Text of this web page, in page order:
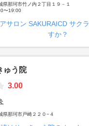
県那珂市竹ノ内２丁目１９－１
〜19:00
サロン SAKURAICD サク
すか？
ゅう院
3.00
県那珂市戸崎２２０−４